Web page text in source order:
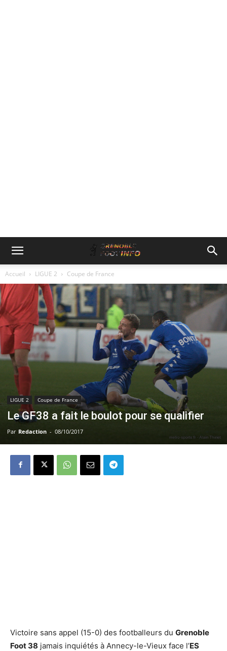
Accueil LIGUE 2 Coupe de France
LIGUE 2 Coupe de France
Le GF38 a fait le boulot pour se qualifier
Par Redaction - 08/10/2017
Victoire sans appel (15-0) des footballeurs du Grenoble
Foot 38 jamais inquiétés à Annecy-le-Vieux face l’ES